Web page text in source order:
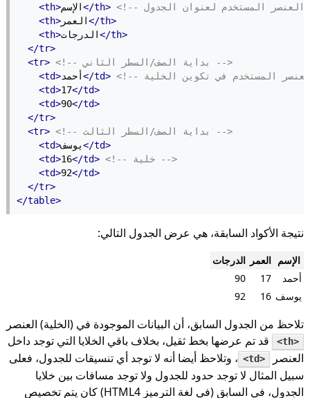
<th>الإسم</th>
<th>العمر</th>
<th>الدرجات</th>
</tr>
<tr>
<!-- بداية الصف/السطر الثاني -->
<td>أحمد</td>
<td>17</td>
<td>90</td>
</tr>
<tr>
<!-- بداية الصف/السطر الثالث -->
<td>يوسف</td>
<td>16</td>
<!-- خلية -->
<td>92</td>
</tr>
</table>
نتيجة الأكواد السابقة، هي عرض الجدول التالي:
الإسم العمر الدرجات
أحمد
17
90
يوسف 16
92
تلاحظ من الجدول السابق، أن البيانات الموجودة في (الخلية) العنصر
<th>
قد تم عرضها بخط ثقيل، بخلاف باقي الخلايا التي توجد داخل
العنصر
<td> ، وتلاحظ أيضا أنه لا توجد أي تنسيقات للجدول، فعلى
سبيل المثال لا توجد حدود للجدول ولا توجد مسافات بين خلايا
الجدول، في السابق (في لغة الترميز HTML4) كان يتم تخصيص